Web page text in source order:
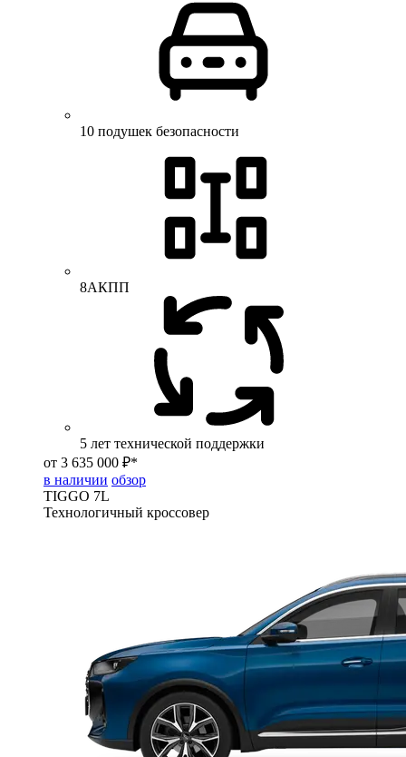
10 подушек безопасности
8АКПП
5 лет технической поддержки
от 3 635 000 ₽*
в наличии обзор
TIGGO 7L
Технологичный кроссовер